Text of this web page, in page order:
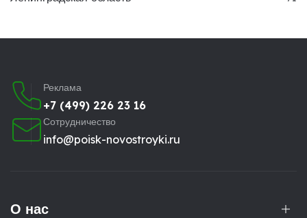
Реклама
+7 (499) 226 23 16
Сотрудничество
info@poisk-novostroyki.ru
О нас